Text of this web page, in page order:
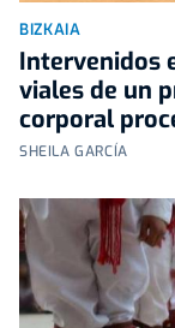
BIZKAIA
Intervenidos
viales de un
corporal
SHEILA GARCÍA